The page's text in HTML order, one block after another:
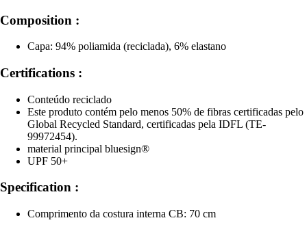
Composition :
Capa: 94% poliamida (reciclada), 6% elastano
Certifications :
Conteúdo reciclado
Este produto contém pelo menos 50% de fibras certificadas pelo
Global Recycled Standard, certificadas pela IDFL (TE-
99972454).
material principal bluesign®
UPF 50+
Specification :
Comprimento da costura interna CB: 70 cm